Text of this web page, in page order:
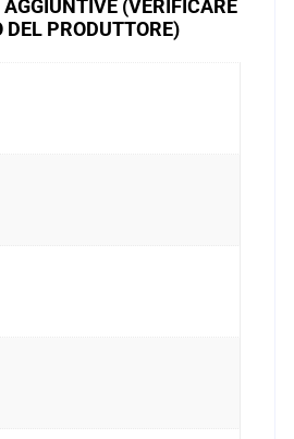
(VERIFICARE
DEL PRODUTTORE)